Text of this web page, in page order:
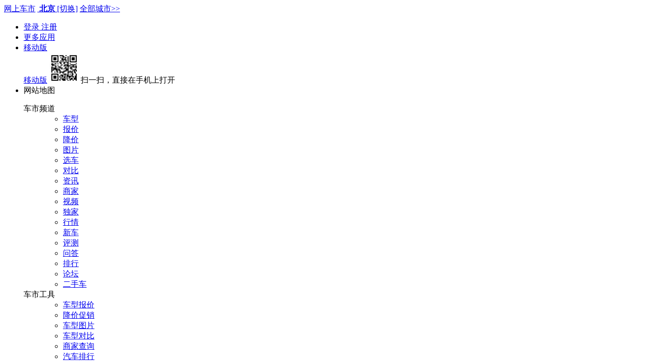
网上车市 北京 [切换] 全部城市>>
登录 注册
更多应用
移动版
移动版
扫一扫，直接在手机上打开
网站地图
车市频道
车型
报价
降价
图片
选车
对比
资讯
商家
视频
独家
行情
新车
评测
问答
排行
论坛
二手车
车市工具
车型报价
降价促销
车型图片
车型对比
商家查询
汽车排行